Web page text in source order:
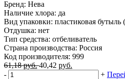
Бренд: Нева
Наличие хлора: да
Вид упаковки: пластиковая
Отдушка: нет
Тип средства: отбеливатель
Страна производства: Россия
Код производителя: 999
61,18руб. 40,42 руб.
-
+